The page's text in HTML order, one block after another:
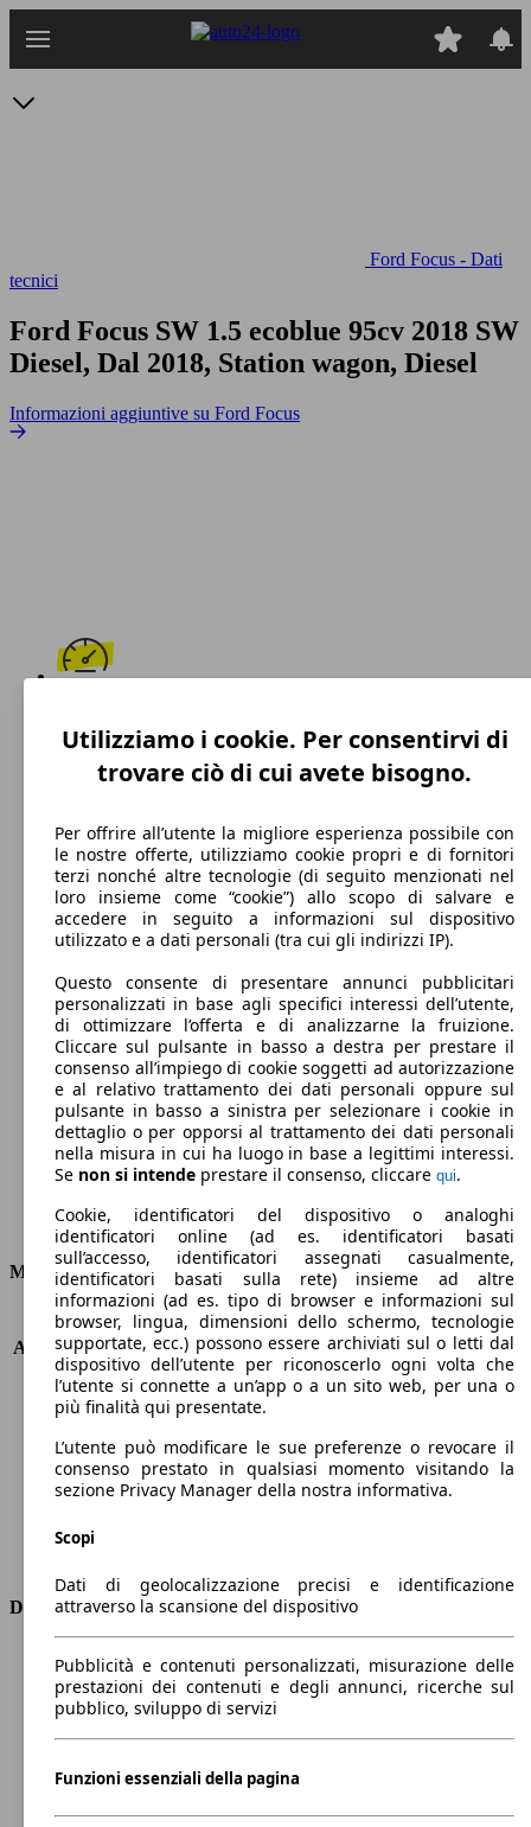
Ford Focus - Dati
tecnici
Ford Focus SW 1.5 ecoblue 95cv 2018 SW
Diesel, Dal 2018, Station wagon, Diesel
Informazioni aggiuntive su Ford Focus
Diesel
Carburante
96 g/km
Emissioni di CO2 (combinato)*
Ø 3.6 l/100km
Consumi
Motore e Prestazioni
KW (PS)
70 kW (95 PS)
Accelerazione (0-100 km/h) 11.8s
Velocità massima (km/h)
181 km/h
Numero di marce
6
Cilindrata
1499 ccm
Carburante
Diesel
Trasmissione
Dimensioni
Lunghezza
4670 mm
Altezza
1480 mm
Larghezza
1830 mm
Passo
2650 mm
Carico massimo
-
Porte
5
Utilizziamo i cookie. Per consentirvi di
trovare ciò di cui avete bisogno.
Per offrire all’utente la migliore esperienza possibile con
le nostre offerte, utilizziamo cookie propri e di fornitori
terzi nonché altre tecnologie (di seguito menzionati nel
loro insieme come “cookie”) allo scopo di salvare e
accedere in seguito a informazioni sul dispositivo
utilizzato e a dati personali (tra cui gli indirizzi IP).
Questo consente di presentare annunci pubblicitari
personalizzati in base agli specifici interessi dell’utente,
di ottimizzare l’offerta e di analizzarne la fruizione.
Cliccare sul pulsante in basso a destra per prestare il
consenso all’impiego di cookie soggetti ad autorizzazione
e al relativo trattamento dei dati personali oppure sul
pulsante in basso a sinistra per selezionare i cookie in
dettaglio o per opporsi al trattamento dei dati personali
nella misura in cui ha luogo in base a legittimi interessi.
Se non si intende prestare il consenso, cliccare qui.
Cookie, identificatori del dispositivo o analoghi
identificatori online (ad es. identificatori basati
sull’accesso, identificatori assegnati casualmente,
identificatori basati sulla rete) insieme ad altre
informazioni (ad es. tipo di browser e informazioni sul
browser, lingua, dimensioni dello schermo, tecnologie
supportate, ecc.) possono essere archiviati sul o letti dal
dispositivo dell’utente per riconoscerlo ogni volta che
l’utente si connette a un’app o a un sito web, per una o
più finalità qui presentate.
L’utente può modificare le sue preferenze o revocare il
consenso prestato in qualsiasi momento visitando la
sezione Privacy Manager della nostra informativa.
Scopi
Dati di geolocalizzazione precisi e identificazione
attraverso la scansione del dispositivo
Pubblicità e contenuti personalizzati, misurazione delle
prestazioni dei contenuti e degli annunci, ricerche sul
pubblico, sviluppo di servizi
Funzioni essenziali della pagina